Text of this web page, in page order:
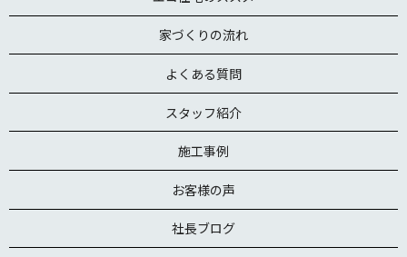
家づくりの流れ
よくある質問
スタッフ紹介
施工事例
お客様の声
社長ブログ